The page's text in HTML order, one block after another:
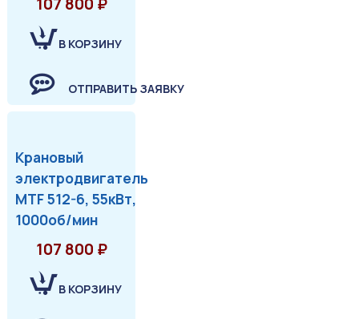
В КОРЗИНУ
ОТПРАВИТЬ ЗАЯВКУ
Крановый
электродвигатель
MTF 512-6, 55кВт,
1000об/мин
107 800 ₽
В КОРЗИНУ